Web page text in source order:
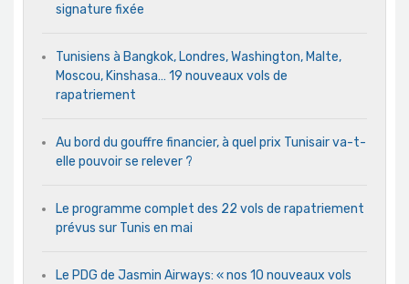
signature fixée
Tunisiens à Bangkok, Londres, Washington, Malte,
Moscou, Kinshasa… 19 nouveaux vols de
rapatriement
Au bord du gouffre financier, à quel prix Tunisair va-t-
elle pouvoir se relever ?
Le programme complet des 22 vols de rapatriement
prévus sur Tunis en mai
Le PDG de Jasmin Airways: « nos 10 nouveaux vols